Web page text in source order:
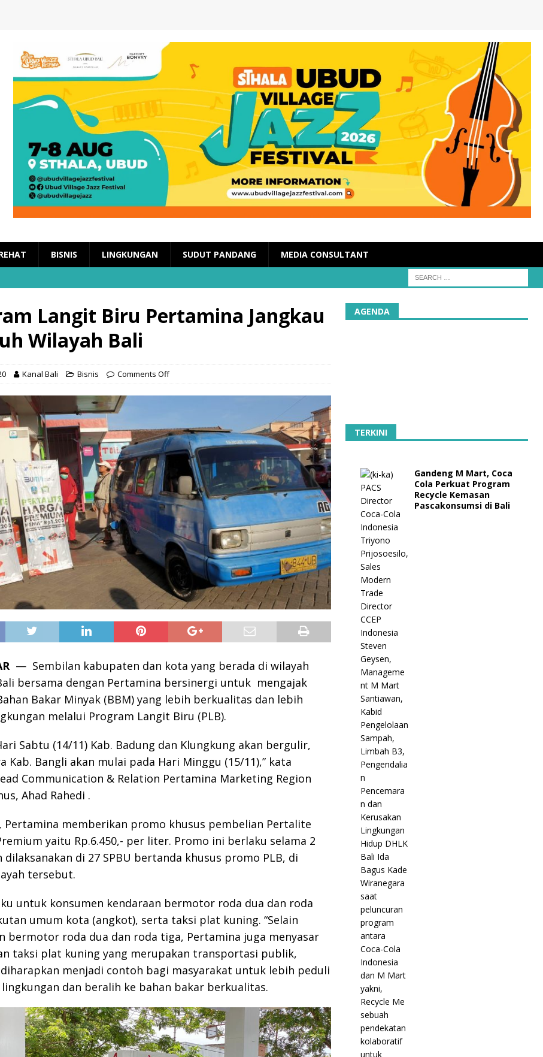
BISNIS LINGKUNGAN SUDUT PANDANG MEDIA CONSULTANT
Langit Biru Pertamina Jangkau
Wilayah Bali
Kanal Bali Bisnis Comments Off
— Sembilan kabupaten dan kota yang berada di wilayah
bersama dengan Pertamina bersinergi untuk mengajak
Bakar Minyak (BBM) yang lebih berkualitas dan lebih
melalui Program Langit Biru (PLB).
Sabtu (14/11) Kab. Badung dan Klungkung akan bergulir,
Kab. Bangli akan mulai pada Hari Minggu (15/11),” kata
Communication & Relation Pertamina Marketing Region
Ahad Rahedi .
Pertamina memberikan promo khusus pembelian Pertalite
yaitu Rp.6.450,- per liter. Promo ini berlaku selama 2
dilaksanakan di 27 SPBU bertanda khusus promo PLB, di
tersebut.
untuk konsumen kendaraan bermotor roda dua dan roda
umum kota (angkot), serta taksi plat kuning. “Selain
bermotor roda dua dan roda tiga, Pertamina juga menyasar
taksi plat kuning yang merupakan transportasi publik,
menjadi contoh bagi masyarakat untuk lebih peduli
dan beralih ke bahan bakar berkualitas.
AGENDA
TERKINI
Gandeng M Mart, Coca
Cola Perkuat Program
Recycle Kemasan
Pascakonsumsi di Bali